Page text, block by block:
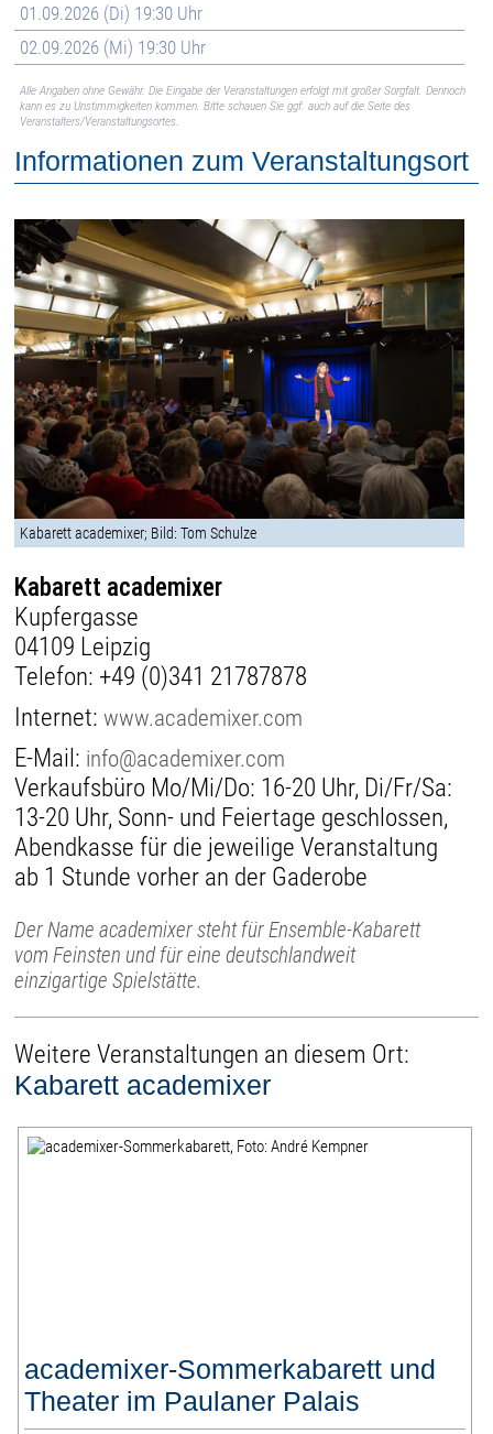
01.09.2026 (Di) 19:30 Uhr
02.09.2026 (Mi) 19:30 Uhr
Alle Angaben ohne Gewähr. Die Eingabe der Veranstaltungen erfolgt mit großer Sorgfalt. Dennoch
kann es zu Unstimmigkeiten kommen. Bitte schauen Sie ggf. auch auf die Seite des
Veranstalters/Veranstaltungsortes.
Informationen zum Veranstaltungsort
Kabarett academixer; Bild: Tom Schulze
Kabarett academixer
Kupfergasse
04109 Leipzig
Telefon: +49 (0)341 21787878
Internet:www.academixer.com
E-Mail: info@academixer.com
Verkaufsbüro Mo/Mi/Do: 16-20 Uhr, Di/Fr/Sa:
13-20 Uhr, Sonn- und Feiertage geschlossen,
Abendkasse für die jeweilige Veranstaltung
ab 1 Stunde vorher an der Gaderobe
Der Name academixer steht für Ensemble-Kabarett
vom Feinsten und für eine deutschlandweit
einzigartige Spielstätte.
Weitere Veranstaltungen an diesem Ort:
Kabarett academixer
academixer-Sommerkabarett und
Theater im Paulaner Palais